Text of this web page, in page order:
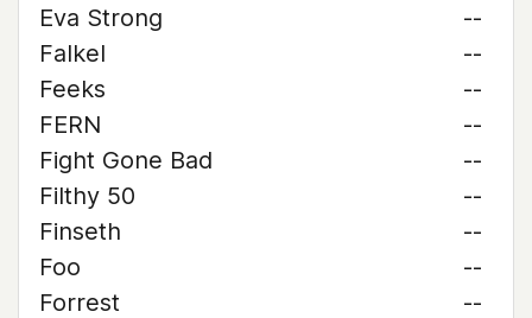
Eva Strong
--
Falkel
--
Feeks
--
FERN
--
Fight Gone Bad
--
Filthy 50
--
Finseth
--
Foo
--
Forrest
--